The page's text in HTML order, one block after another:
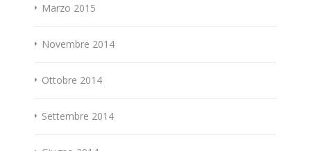
Marzo 2015
Novembre 2014
Ottobre 2014
Settembre 2014